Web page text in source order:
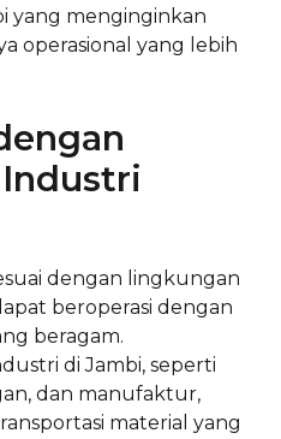
yang menginginkan
operasional yang lebih
dengan lingkungan
beroperasi dengan
beragam.
di Jambi, seperti
dan manufaktur,
material yang